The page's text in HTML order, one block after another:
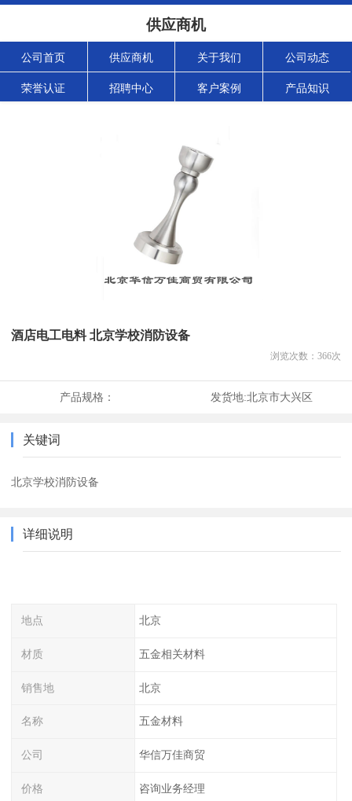
供应商机
公司首页 供应商机 关于我们 公司动态
荣誉认证 招聘中心 客户案例 产品知识
酒店电工电料 北京学校消防设备
浏览次数： 366次
产品规格： 发货地:北京市大兴区
关键词
北京学校消防设备
详细说明
地点 北京
材质 五金相关材料
销售地 北京
名称 五金材料
公司 华信万佳商贸
价格 咨询业务经理